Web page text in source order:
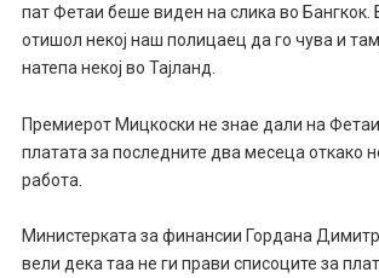
пат Фетаи беше виден на слика во Бангкок.
отишол некој наш полицаец да го чува и
натепа некој во Тајланд.
Премиерот Мицкоски не знае дали на
платата за последните два месеца откако
работа.
Министерката за финансии Гордана
вели дека таа не ги прави списоците за